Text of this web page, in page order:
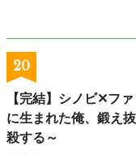
20
【完結】シノビ✕フ
に生まれた俺、鍛え
殺する～